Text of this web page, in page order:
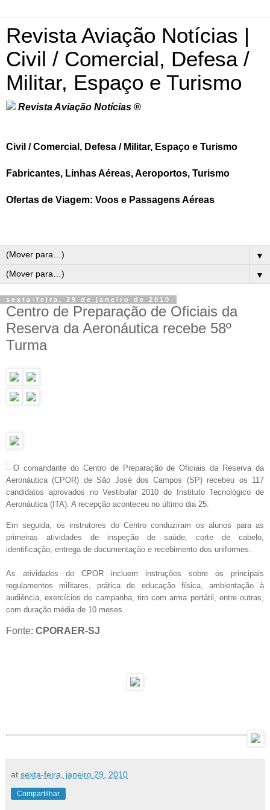
Revista Aviação Notícias |
Civil / Comercial, Defesa /
Militar, Espaço e Turismo
Revista Aviação Notícias ®
Civil / Comercial, Defesa / Militar, Espaço e Turismo
Fabricantes, Linhas Aéreas, Aeroportos, Turismo
Ofertas de Viagem: Voos e Passagens Aéreas
▼
▼
sexta-feira, 29 de janeiro de 2010
Centro de Preparação de Oficiais da
Reserva da Aeronáutica recebe 58º
Turma
O comandante do Centro de Preparação de Oficiais da Reserva da
Aeronáutica (CPOR) de São José dos Campos (SP) recebeu os 117
candidatos aprovados no Vestibular 2010 do Instituto Tecnológico de
Aeronáutica (ITA). A recepção aconteceu no último dia 25.
Em seguida, os instrutores do Centro conduziram os alunos para as
primeiras atividades de inspeção de saúde, corte de cabelo,
identificação, entrega de documentação e recebimento dos uniformes.
As atividades do CPOR incluem instruções sobre os principais
regulamentos militares, prática de educação física, ambientação à
audiência, exercícios de campanha, tiro com arma portátil, entre outras,
com duração média de 10 meses.
Fonte: CPORAER-SJ
at sexta-feira, janeiro 29, 2010
Compartilhar